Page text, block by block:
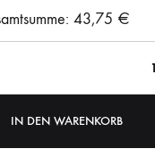
43,75 €
IN DEN WARENKORB